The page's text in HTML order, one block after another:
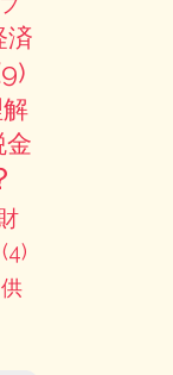
済
金
(4)